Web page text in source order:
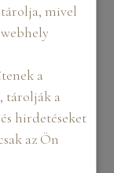
mivel
a
tárolják a
hirdetéseket
az Ön
valósítsd
hangulatú
jó kedv, a
profi